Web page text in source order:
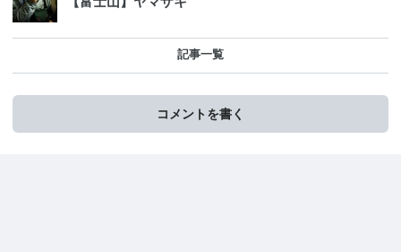
記事一覧
コメントを書く